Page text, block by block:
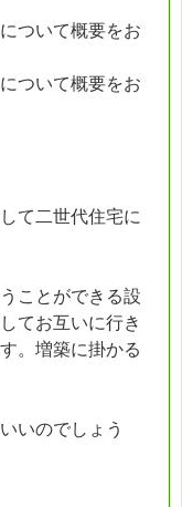
ついて概要をお
ついて概要をお
て二世代住宅に
ことができる設
てお互いに行き
。増築に掛かる
いのでしょう